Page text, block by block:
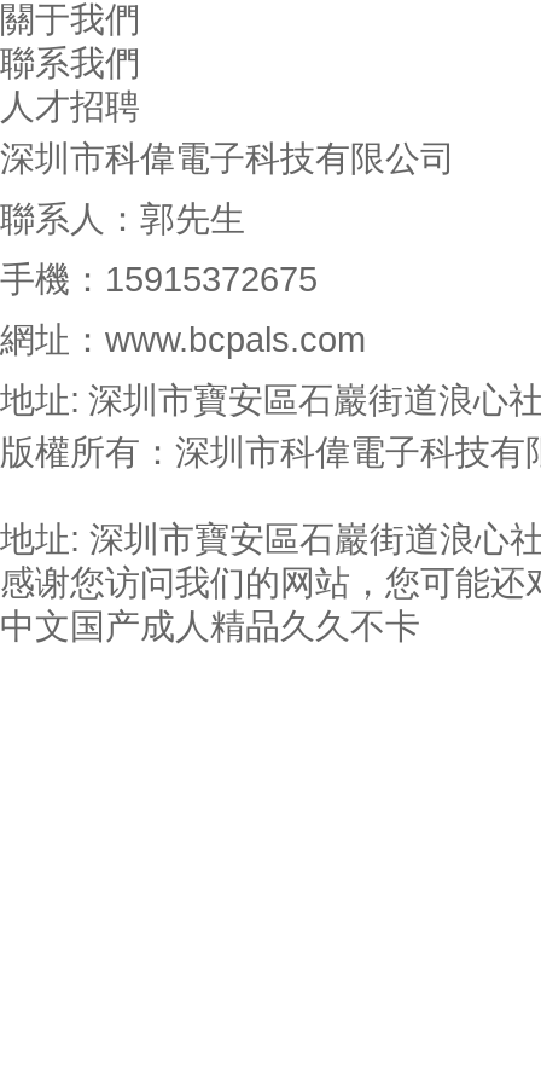
關于我們
聯系我們
人才招聘
深圳市科偉電子科技有限公司
聯系人：郭先生
手機：15915372675
網址：www.bcpals.com
地址: 深圳市寶安區石巖街道浪心
版權所有：深圳市科偉電子科技有
地址: 深圳市寶安區石巖街道浪心
感谢您访问我们的网站，您可能还
中文国产成人精品久久不卡